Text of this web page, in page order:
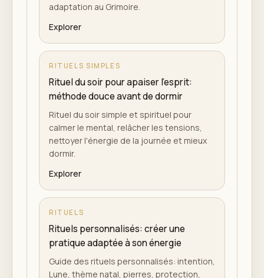
adaptation au Grimoire.
Explorer
RITUELS SIMPLES
Rituel du soir pour apaiser l'esprit:
méthode douce avant de dormir
Rituel du soir simple et spirituel pour
calmer le mental, relâcher les tensions,
nettoyer l'énergie de la journée et mieux
dormir.
Explorer
RITUELS
Rituels personnalisés: créer une
pratique adaptée à son énergie
Guide des rituels personnalisés: intention,
Lune, thème natal, pierres, protection,